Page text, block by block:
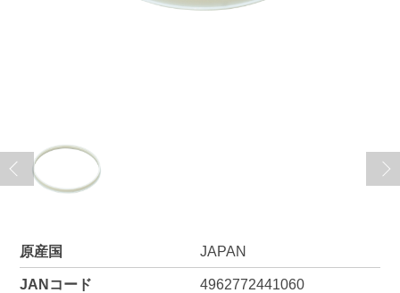
原産国 JAPAN
JANコード 4962772441060